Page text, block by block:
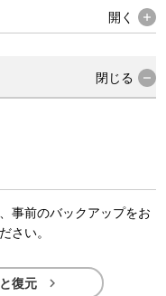
開く
閉じる
事前のバックアップをお
さい。
復元 